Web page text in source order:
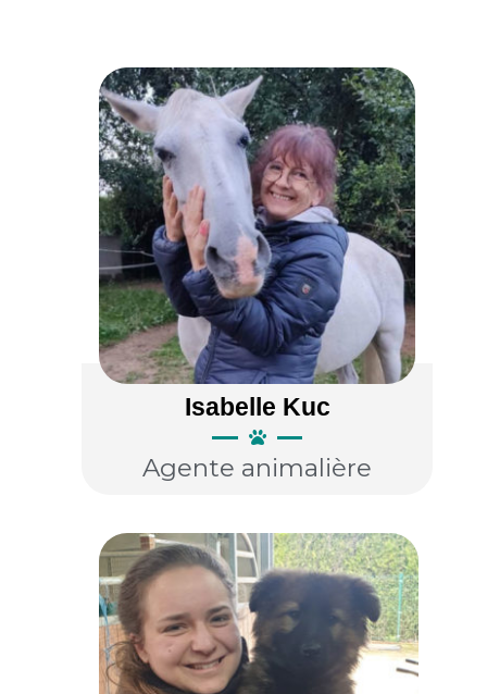
Isabelle Kuc
Agente animalière